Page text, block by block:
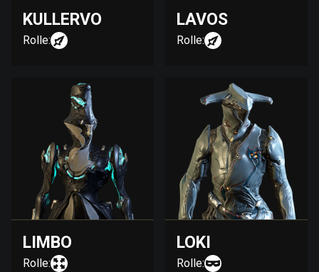
KULLERVO
Rolle:
LAVOS
Rolle:
LIMBO
Rolle:
LOKI
Rolle: